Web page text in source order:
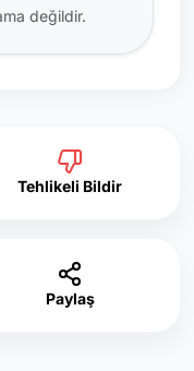
değildir.
Tehlikeli Bildir
Paylaş